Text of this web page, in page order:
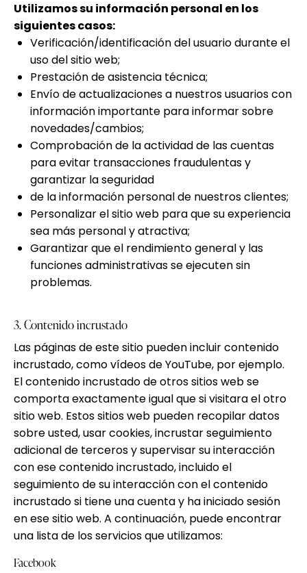
Utilizamos su información personal en los
siguientes casos:
Verificación/identificación del usuario durante el
uso del sitio web;
Prestación de asistencia técnica;
Envío de actualizaciones a nuestros usuarios con
información importante para informar sobre
novedades/cambios;
Comprobación de la actividad de las cuentas
para evitar transacciones fraudulentas y
garantizar la seguridad
de la información personal de nuestros clientes;
Personalizar el sitio web para que su experiencia
sea más personal y atractiva;
Garantizar que el rendimiento general y las
funciones administrativas se ejecuten sin
problemas.
3. Contenido incrustado
Las páginas de este sitio pueden incluir contenido
incrustado, como vídeos de YouTube, por ejemplo.
El contenido incrustado de otros sitios web se
comporta exactamente igual que si visitara el otro
sitio web. Estos sitios web pueden recopilar datos
sobre usted, usar cookies, incrustar seguimiento
adicional de terceros y supervisar su interacción
con ese contenido incrustado, incluido el
seguimiento de su interacción con el contenido
incrustado si tiene una cuenta y ha iniciado sesión
en ese sitio web. A continuación, puede encontrar
una lista de los servicios que utilizamos:
Facebook